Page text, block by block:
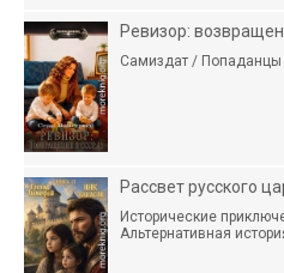
Ревизор:
Самиздат / Попаданцы
Рассвет русского
Исторические
Альтернативная